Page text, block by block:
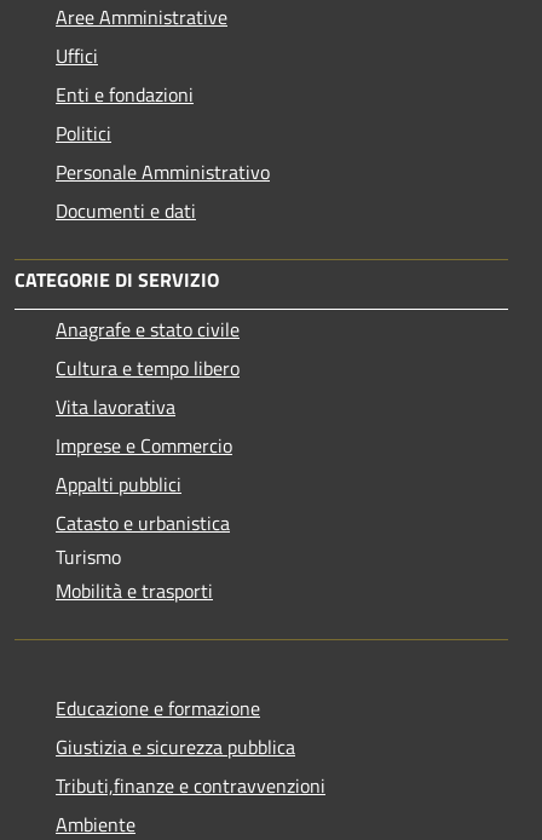
Aree Amministrative
Uffici
Enti e fondazioni
Politici
Personale Amministrativo
Documenti e dati
CATEGORIE DI SERVIZIO
Anagrafe e stato civile
Cultura e tempo libero
Vita lavorativa
Imprese e Commercio
Appalti pubblici
Catasto e urbanistica
Turismo
Mobilità e trasporti
Educazione e formazione
Giustizia e sicurezza pubblica
Tributi,finanze e contravvenzioni
Ambiente